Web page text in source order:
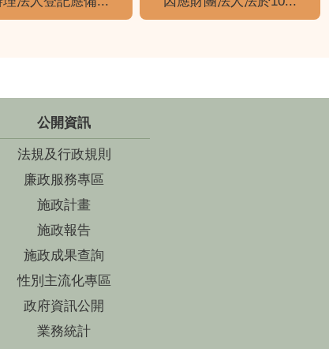
公開資訊
法規及行政規則
廉政服務專區
施政計畫
施政報告
施政成果查詢
性別主流化專區
政府資訊公開
業務統計